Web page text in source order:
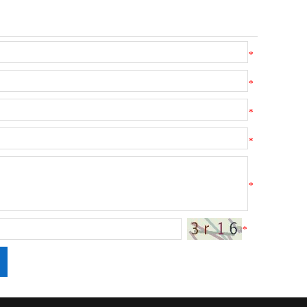
*
*
*
*
*
*